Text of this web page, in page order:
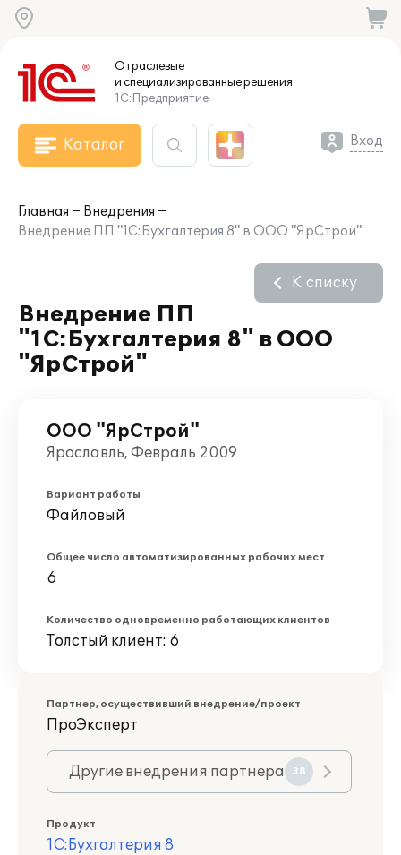
Отраслевые
и специализированныерешения
1С:Предприятие
Каталог Вход
Главная
Внедрения
Внедрение ПП "1С:Бухгалтерия 8" в ООО "ЯрСтрой"
Внедрение ПП
"1С:Бухгалтерия 8" в ООО
"ЯрСтрой"
К списку
ООО "ЯрСтрой"
Ярославль, Февраль 2009
Вариант работы
Файловый
Общее число автоматизированных рабочих мест
6
Количество одновременно работающих клиентов
Толстый клиент: 6
Партнер, осуществивший внедрение/проект
ПроЭксперт
Другие внедрения партнера 38
Продукт
1С:Бухгалтерия 8